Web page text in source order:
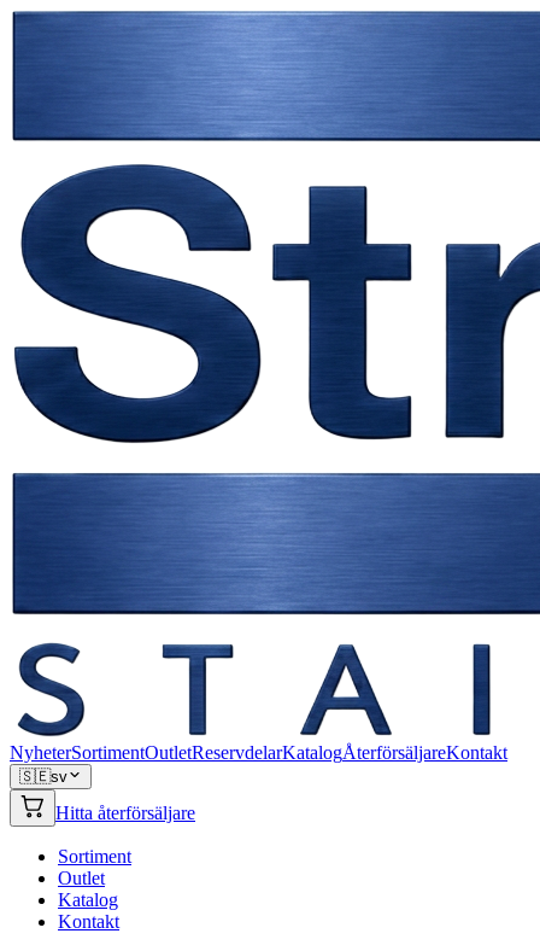
NyheterSortimentOutletReservdelarKatalogÅterförsäljareKontakt
🇸🇪sv
Hitta återförsäljare
Sortiment
Outlet
Katalog
Kontakt